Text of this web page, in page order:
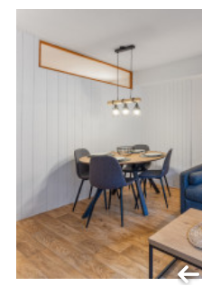
Les Orres
Les Orres
Les Orres
VISUALISER
BONS
Carte
Forfaits